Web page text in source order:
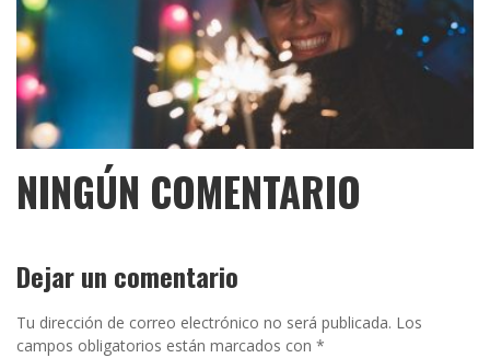
NINGÚN COMENTARIO
Dejar un comentario
Tu dirección de correo electrónico no será publicada. Los
campos obligatorios están marcados con *